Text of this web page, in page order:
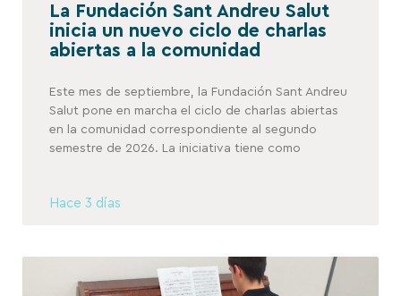
La Fundación Sant Andreu Salut
inicia un nuevo ciclo de charlas
abiertas a la comunidad
Este mes de septiembre, la Fundación Sant Andreu
Salut pone en marcha el ciclo de charlas abiertas
en la comunidad correspondiente al segundo
semestre de 2026. La iniciativa tiene como
Hace 3 días